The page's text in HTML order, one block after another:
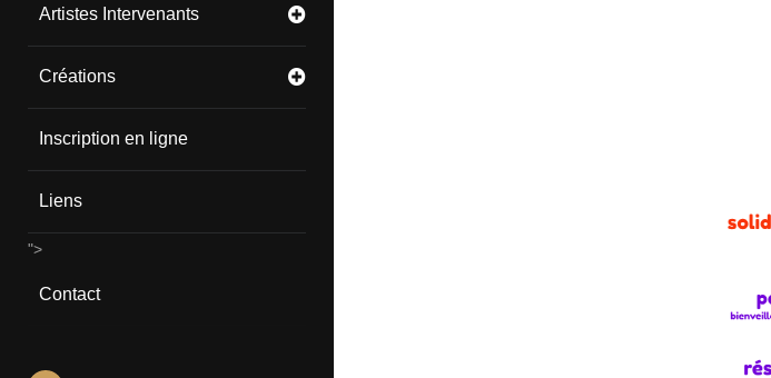
Artistes Intervenants
Créations
Inscription en ligne
Liens
">
Contact